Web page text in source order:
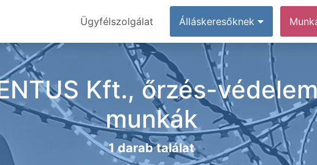
Ügyfélszolgálat Álláskeresőknek
Kft., őrzés-
munkák
1 darab találat